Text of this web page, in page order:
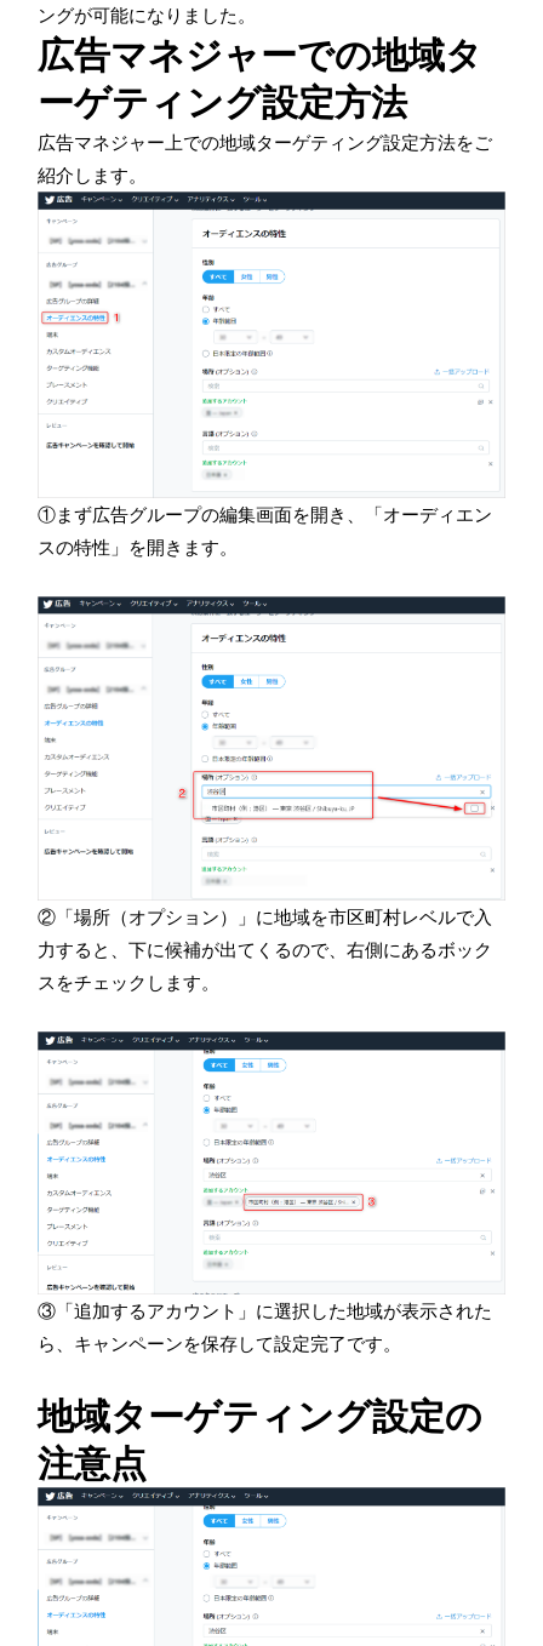
ングが可能になりました。
広告マネジャーでの地域タ
ーゲティング設定方法
広告マネジャー上での地域ターゲティング設定方法をご
紹介します。
①まず広告グループの編集画面を開き、「オーディエン
スの特性」を開きます。
②「場所（オプション）」に地域を市区町村レベルで入
力すると、下に候補が出てくるので、右側にあるボック
スをチェックします。
③「追加するアカウント」に選択した地域が表示された
ら、キャンペーンを保存して設定完了です。
地域ターゲティング設定の
注意点